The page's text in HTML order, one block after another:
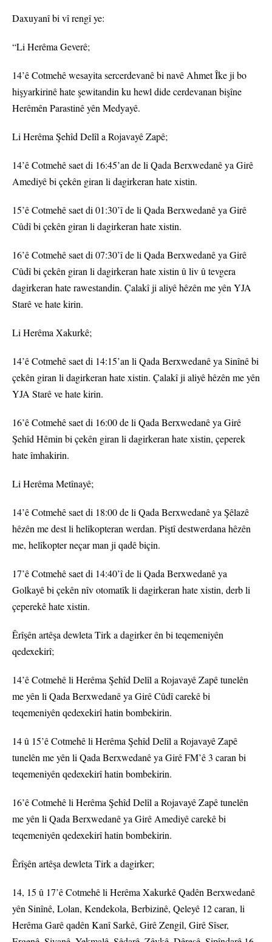
Daxuyanî bi vî rengî ye:
“Li Herêma Geverê;
14’ê Cotmehê wesayita sercerdevanê bi navê Ahmet Îke ji bo
hişyarkirinê hate şewitandin ku hewl dide cerdevanan bişîne
Herêmên Parastinê yên Medyayê.
Li Herêma Şehîd Delîl a Rojavayê Zapê;
14’ê Cotmehê saet di 16:45’an de li Qada Berxwedanê ya Girê
Amediyê bi çekên giran li dagirkeran hate xistin.
15’ê Cotmehê saet di 01:30’î de li Qada Berxwedanê ya Girê
Cûdî bi çekên giran li dagirkeran hate xistin.
16’ê Cotmehê saet di 07:30’î de li Qada Berxwedanê ya Girê
Cûdî bi çekên giran li dagirkeran hate xistin û liv û tevgera
dagirkeran hate rawestandin. Çalakî ji aliyê hêzên me yên YJA
Starê ve hate kirin.
Li Herêma Xakurkê;
14’ê Cotmehê saet di 14:15’an li Qada Berxwedanê ya Sinînê bi
çekên giran li dagirkeran hate xistin. Çalakî ji aliyê hêzên me yên
YJA Starê ve hate kirin.
16’ê Cotmehê saet di 16:00 de li Qada Berxwedanê ya Girê
Şehîd Hêmin bi çekên giran li dagirkeran hate xistin, çeperek
hate îmhakirin.
Li Herêma Metînayê;
14’ê Cotmehê saet di 18:00 de li Qada Berxwedanê ya Şêlazê
hêzên me dest li helîkopteran werdan. Piştî destwerdana hêzên
me, helîkopter neçar man ji qadê biçin.
17’ê Cotmehê saet di 14:40’î de li Qada Berxwedanê ya
Golkayê bi çekên nîv otomatîk li dagirkeran hate xistin, derb li
çeperekê hate xistin.
Êrîşên artêşa dewleta Tirk a dagirker ên bi teqemeniyên
qedexekirî;
14’ê Cotmehê li Herêma Şehîd Delîl a Rojavayê Zapê tunelên
me yên li Qada Berxwedanê ya Girê Cûdî carekê bi
teqemeniyên qedexekirî hatin bombekirin.
14 û 15’ê Cotmehê li Herêma Şehîd Delîl a Rojavayê Zapê
tunelên me yên li Qada Berxwedanê ya Girê FM’ê 3 caran bi
teqemeniyên qedexekirî hatin bombekirin.
16’ê Cotmehê li Herêma Şehîd Delîl a Rojavayê Zapê tunelên
me yên li Qada Berxwedanê ya Girê Amediyê carekê bi
teqemeniyên qedexekirî hatin bombekirin.
Êrîşên artêşa dewleta Tirk a dagirker;
14, 15 û 17’ê Cotmehê li Herêma Xakurkê Qadên Berxwedanê
yên Sinînê, Lolan, Kendekola, Berbizinê, Qeleyê 12 caran, li
Herêma Garê qadên Kanî Sarkê, Girê Zengil, Girê Sîser,